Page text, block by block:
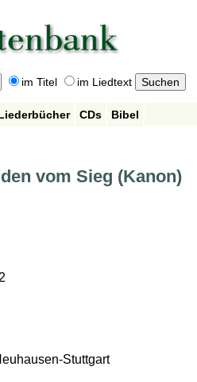
im Titel im Liedtext
CDs
Bibel
vom Sieg (Kanon)
Stuttgart